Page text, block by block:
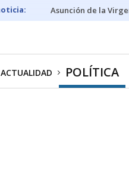
Asunción de la
ACTUALIDAD POLÍTICA